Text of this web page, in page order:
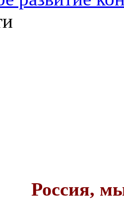
Россия,